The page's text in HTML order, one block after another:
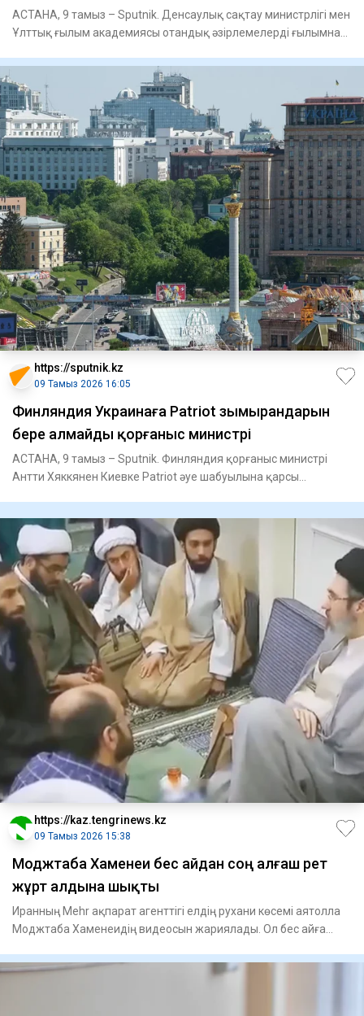
АСТАНА, 9 тамыз – Sputnik. Денсаулық сақтау министрлігі мен
Ұлттық ғылым академиясы отандық әзірлемелерді ғылымнан
https://sputnik.kz
09 Тамыз 2026 16:05
Финляндия Украинаға Patriot зымырандарын
бере алмайды қорғаныс министрі
АСТАНА, 9 тамыз – Sputnik. Финляндия қорғаныс министрі
Антти Хяккянен Киевке Patriot әуе шабуылына қарсы
https://kaz.tengrinews.kz
09 Тамыз 2026 15:38
Моджтаба Хаменеи бес айдан соң алғаш рет
жұрт алдына шықты
Иранның Mehr ақпарат агенттігі елдің рухани көсемі аятолла
Моджтаба Хаменеидің видеосын жариялады. Ол бес айға